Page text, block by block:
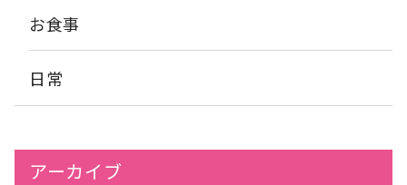
お食事
日常
アーカイブ